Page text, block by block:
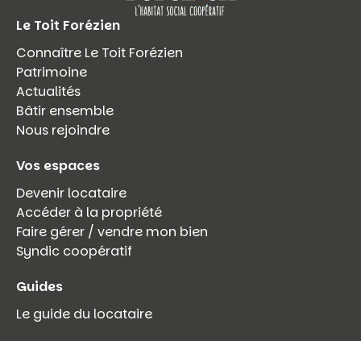
Le Toit Forézien
Connaître Le Toit Forézien
Patrimoine
Actualités
Bâtir ensemble
Nous rejoindre
Vos espaces
Devenir locataire
Accéder à la propriété
Faire gérer / vendre mon bien
Syndic coopératif
Guides
Le guide du locataire